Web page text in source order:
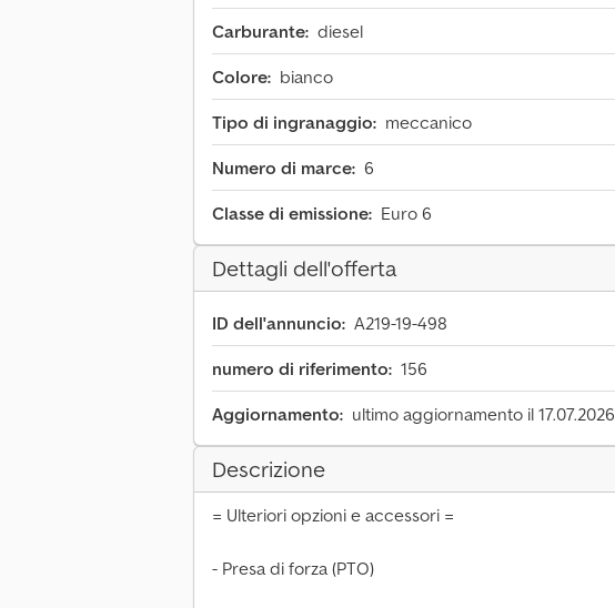
Carburante: diesel
Colore: bianco
Tipo di ingranaggio: meccanico
Numero di marce: 6
Classe di emissione: Euro 6
Dettagli dell'offerta
ID dell'annuncio: A219-19-498
numero di riferimento: 156
Aggiornamento: ultimo aggiornamento il 17.07.2026
Descrizione
= Ulteriori opzioni e accessori =
- Presa di forza (PTO)